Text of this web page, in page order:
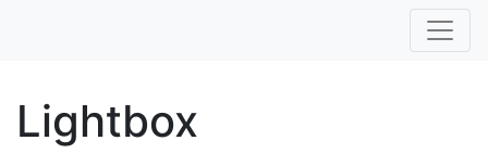
Lightbox